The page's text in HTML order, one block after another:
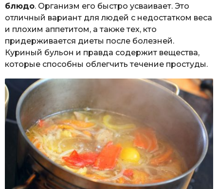
блюдо. Организм его быстро усваивает. Это
отличный вариант для людей с недостатком веса
и плохим аппетитом, а также тех, кто
придерживается диеты после болезней.
Куриный бульон и правда содержит вещества,
которые способны облегчить течение простуды.